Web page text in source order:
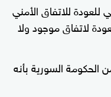
للاتفاق الأمني
لاتفاق موجود ولا
السورية بأنه